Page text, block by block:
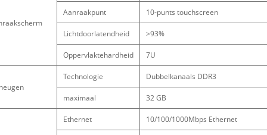
Aanraakpunt 10-punts touchscreen
Lichtdoorlatendheid >93%
Oppervlaktehardheid 7U
Technologie Dubbelkanaals DDR3
maximaal 32 GB
Ethernet 10/100/1000Mbps Ethernet